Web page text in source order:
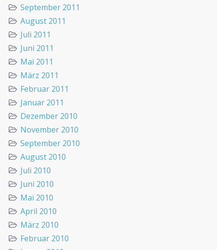
September 2011
August 2011
Juli 2011
Juni 2011
Mai 2011
März 2011
Februar 2011
Januar 2011
Dezember 2010
November 2010
September 2010
August 2010
Juli 2010
Juni 2010
Mai 2010
April 2010
März 2010
Februar 2010